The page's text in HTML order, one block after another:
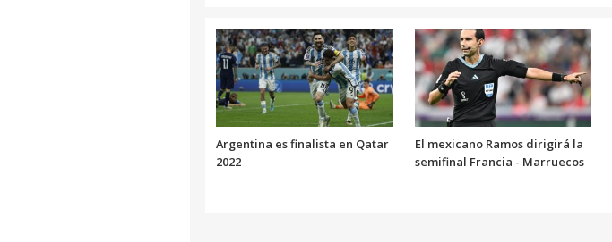
Argentina es finalista en Qatar
2022
El mexicano Ramos dirigirá la
semifinal Francia - Marruecos